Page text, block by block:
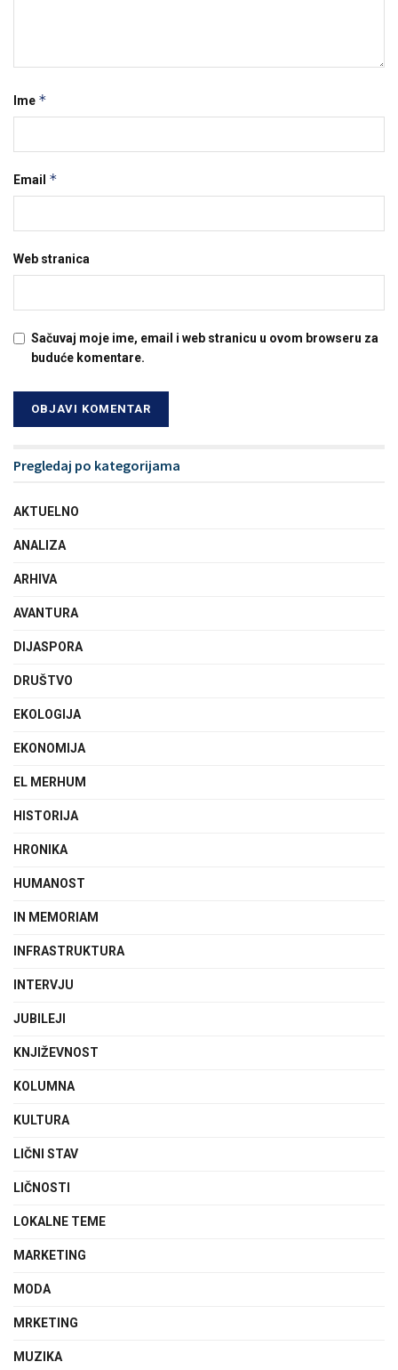
Ime *
Email *
Web stranica
Sačuvaj moje ime, email i web stranicu u ovom browseru za
buduće komentare.
Pregledaj po kategorijama
AKTUELNO
ANALIZA
ARHIVA
AVANTURA
DIJASPORA
DRUŠTVO
EKOLOGIJA
EKONOMIJA
EL MERHUM
HISTORIJA
HRONIKA
HUMANOST
IN MEMORIAM
INFRASTRUKTURA
INTERVJU
JUBILEJI
KNJIŽEVNOST
KOLUMNA
KULTURA
LIČNI STAV
LIČNOSTI
LOKALNE TEME
MARKETING
MODA
MRKETING
MUZIKA